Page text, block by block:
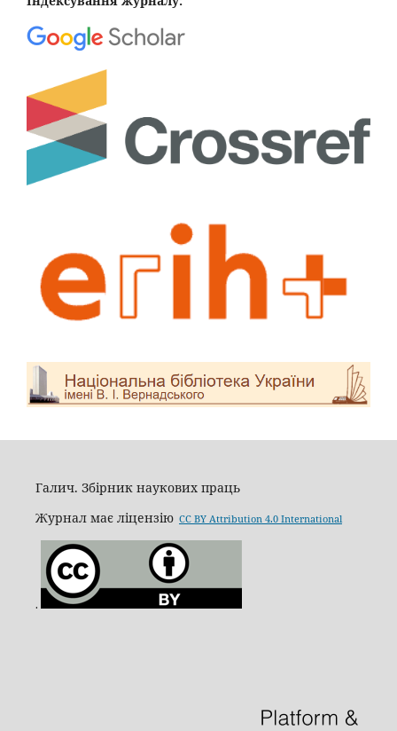
Галич. Збірник наукових праць
Журнал має ліцензію CC BY Attribution 4.0 International
.